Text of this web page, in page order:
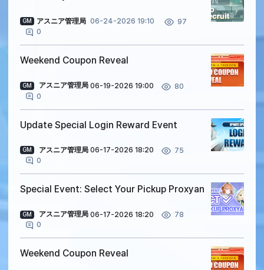
GM アスニア管理局 06-24-2026 19:10
97
0
Weekend Coupon Reveal
GM アスニア管理局 06-19-2026 19:00
80
0
Update Special Login Reward Event
GM アスニア管理局 06-17-2026 18:20
75
0
Special Event: Select Your Pickup Proxyan
GM アスニア管理局 06-17-2026 18:20
78
0
Weekend Coupon Reveal